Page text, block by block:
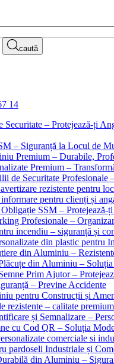
caută
14
Securitate – Protejează-ți
– Siguranță la Locul de
Premium – Durabile,
Premium –
de Securitate Profesionale
rezistente pentru
pentru clienți și
SSM – Protejează-
Profesionale –
incendiu – siguranță și
din plastic pentru
din Aluminiu –
din Aluminiu –
Prim Ajutor –
– Previne Accidente
pentru Construcții și
rezistente – calitate
și Semnalizare –
cu Cod QR – Soluția
comerciale si
pardoseli Industriale și
din Aluminiu –